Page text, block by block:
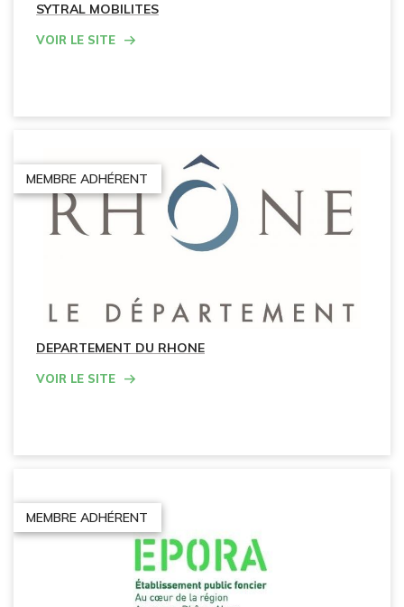
SYTRAL MOBILITES
Voir le site
MEMBRE ADHÉRENT
DEPARTEMENT DU RHONE
Voir le site
MEMBRE ADHÉRENT